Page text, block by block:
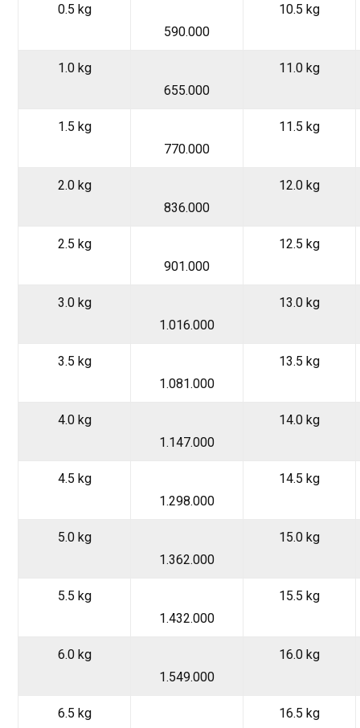
0.5 kg
590.000
10.5 kg
1.0 kg
655.000
11.0 kg
1.5 kg
770.000
11.5 kg
2.0 kg
836.000
12.0 kg
2.5 kg
901.000
12.5 kg
3.0 kg
1.016.000
13.0 kg
3.5 kg
1.081.000
13.5 kg
4.0 kg
1.147.000
14.0 kg
4.5 kg
1.298.000
14.5 kg
5.0 kg
1.362.000
15.0 kg
5.5 kg
1.432.000
15.5 kg
6.0 kg
1.549.000
16.0 kg
6.5 kg
16.5 kg